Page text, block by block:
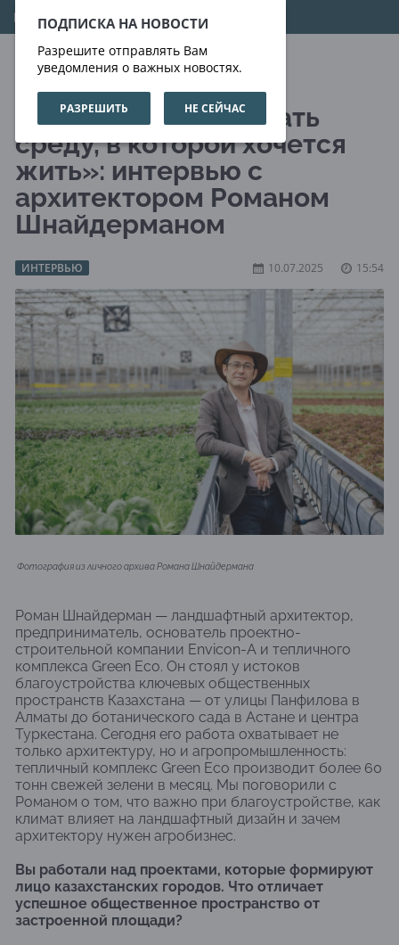
ПОДПИСКА НА НОВОСТИ
Разрешите отправлять Вам
уведомления о важных новостях.
РАЗРЕШИТЬ НЕ СЕЙЧАС
07.08.2026 21:57:18
«Мне важно создавать
среду, в которой хочется
жить»: интервью с
архитектором Романом
Шнайдерманом
ИНТЕРВЬЮ 10.07.2025 15:54
Фотография из личного архива Романа Шнайдермана
Роман Шнайдерман — ландшафтный архитектор,
предприниматель, основатель проектно-
строительной компании Envicon-A и тепличного
комплекса Green Eco. Он стоял у истоков
благоустройства ключевых общественных
пространств Казахстана — от улицы Панфилова в
Алматы до ботанического сада в Астане и центра
Туркестана. Сегодня его работа охватывает не
только архитектуру, но и агропромышленность:
тепличный комплекс Green Eco производит более 60
тонн свежей зелени в месяц. Мы поговорили с
Романом о том, что важно при благоустройстве, как
климат влияет на ландшафтный дизайн и зачем
архитектору нужен агробизнес.
Вы работали над проектами, которые формируют
лицо казахстанских городов. Что отличает
успешное общественное пространство от
застроенной площади?